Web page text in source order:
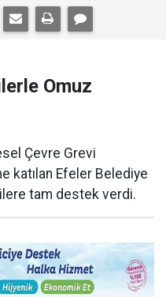
Omuz
Çevre Grevi
katılan Efeler Belediye
tam destek verdi.